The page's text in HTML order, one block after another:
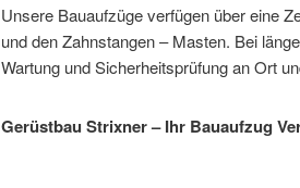
Unsere Bauaufzüge verfügen über eine
und den Zahnstangen – Masten. Bei
Wartung und Sicherheitsprüfung an Ort
Gerüstbau Strixner – Ihr Bauaufzug